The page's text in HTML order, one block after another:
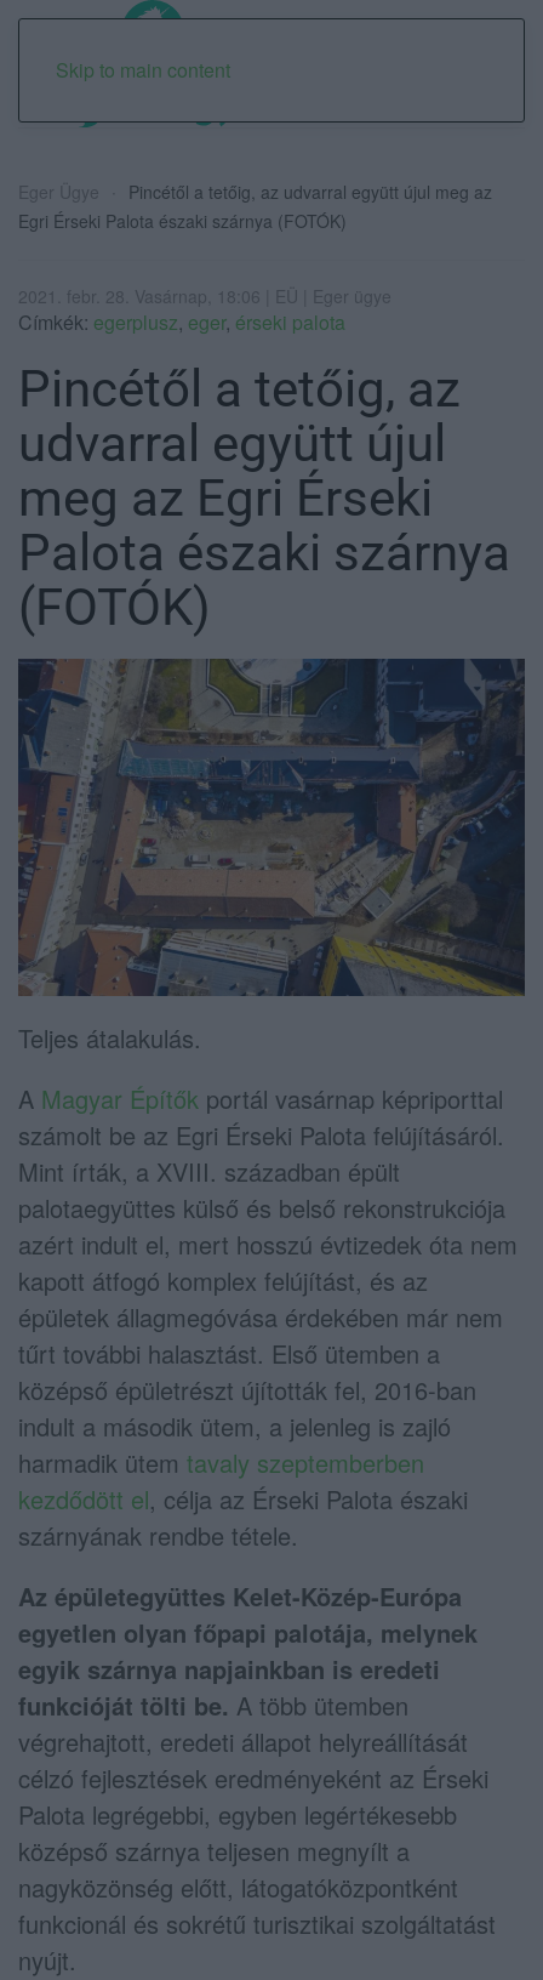
Skip to main content
Eger Ügye
Pincétől a tetőig, az udvarral együtt újul meg az
Egri Érseki Palota északi szárnya (FOTÓK)
2021. febr. 28. Vasárnap, 18:06 | EÜ | Eger ügye
Címkék: egerplusz, eger, érseki palota
Pincétől a tetőig, az
udvarral együtt újul
meg az Egri Érseki
Palota északi szárnya
(FOTÓK)
Teljes átalakulás.
A Magyar Építők portál vasárnap képriporttal
számolt be az Egri Érseki Palota felújításáról.
Mint írták, a XVIII. században épült
palotaegyüttes külső és belső rekonstrukciója
azért indult el, mert hosszú évtizedek óta nem
kapott átfogó komplex felújítást, és az
épületek állagmegóvása érdekében már nem
tűrt további halasztást. Első ütemben a
középső épületrészt újították fel, 2016-ban
indult a második ütem, a jelenleg is zajló
harmadik ütem tavaly szeptemberben
kezdődött el, célja az Érseki Palota északi
szárnyának rendbe tétele.
Az épületegyüttes Kelet-Közép-Európa
egyetlen olyan főpapi palotája, melynek
egyik szárnya napjainkban is eredeti
funkcióját tölti be. A több ütemben
végrehajtott, eredeti állapot helyreállítását
célzó fejlesztések eredményeként az Érseki
Palota legrégebbi, egyben legértékesebb
középső szárnya teljesen megnyílt a
nagyközönség előtt, látogatóközpontként
funkcionál és sokrétű turisztikai szolgáltatást
nyújt.